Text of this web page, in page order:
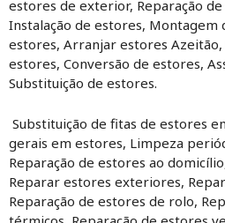
estores de exterior, Reparação
Instalação de estores, Montagem
estores, Arranjar estores
estores, Conversão de estores,
Substituição de estores.
Substituição de fitas de estores
gerais em estores, Limpeza
Reparação de estores ao
Reparar estores exteriores,
Reparação de estores de rolo,